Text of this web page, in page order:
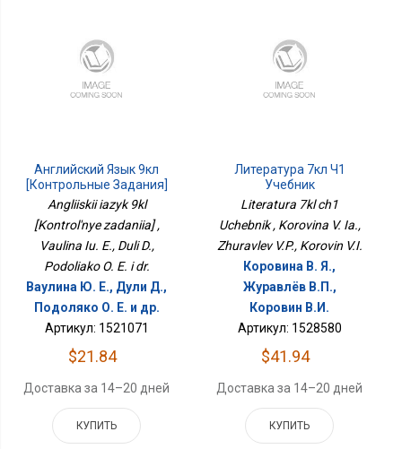
Английский Язык 9кл
[Контрольные Задания]
Angliiskii iazyk 9kl
[Kontrol'nye zadaniia] ,
Vaulina Iu. E., Duli D.,
Podoliako O. E. i dr.
Ваулина Ю. Е., Дули Д.,
Подоляко О. Е. и др.
Артикул: 1521071
$21.84
Доставка за 14–20 дней
КУПИТЬ
Литература 7кл Ч1
Учебник
Literatura 7kl ch1
Uchebnik , Korovina V. Ia.,
Zhuravlev V.P., Korovin V.I.
Коровина В. Я.,
Журавлёв В.П.,
Коровин В.И.
Артикул: 1528580
$41.94
Доставка за 14–20 дней
КУПИТЬ